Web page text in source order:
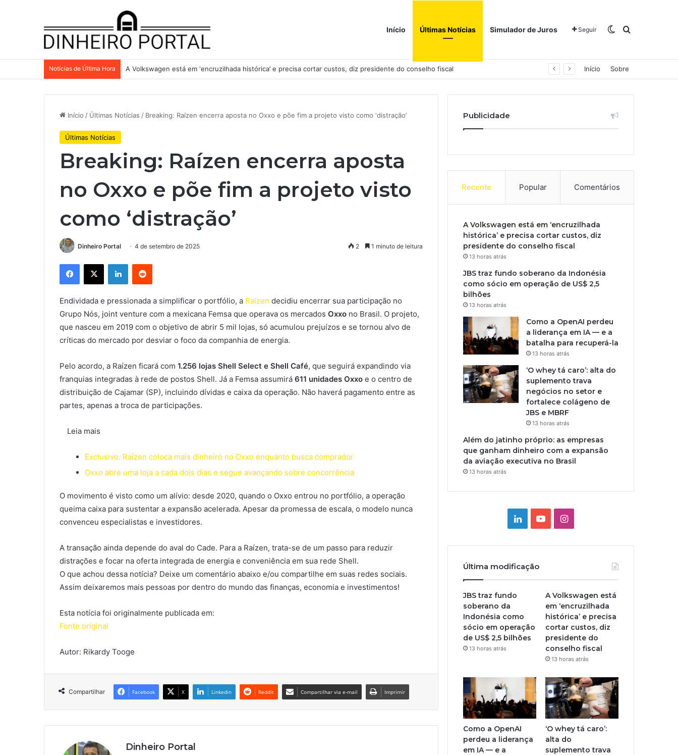
Início Últimas Notícias Simulador de Juros Seguir Switch skin
Procurar por
Notícias de Última Hora A Volkswagen está em ‘encruzilhada histórica’ e precisa cortar custos, diz presidente do conselho fiscal Início Sobre
Início / Últimas Notícias / Breaking: Raízen encerra aposta no Oxxo e põe fim a projeto visto como ‘distração’
Últimas Notícias
Breaking: Raízen encerra aposta
no Oxxo e põe fim a projeto visto
como ‘distração’
Dinheiro Portal 4 de setembro de 2025 2 1 minuto de leitura
Facebook
X LinkedinReddit
Endividada e pressionada a simplificar o portfólio, a Raízen decidiu encerrar sua participação no
Grupo Nós, joint venture com a mexicana Femsa que operava os mercados Oxxo no Brasil. O projeto,
que nasceu em 2019 com o objetivo de abrir 5 mil lojas, só acumulou prejuízos e se tornou alvo de
críticas do mercado por desviar o foco da companhia de energia.
Pelo acordo, a Raízen ficará com 1.256 lojas Shell Select e Shell Café, que seguirá expandindo via
franquias integradas à rede de postos Shell. Já a Femsa assumirá 611 unidades Oxxo e o centro de
distribuição de Cajamar (SP), incluindo dívidas e caixa da operação. Não haverá pagamento entre as
partes, apenas a troca de participações.
Leia mais
Exclusivo: Raízen coloca mais dinheiro no Oxxo enquanto busca comprador
Oxxo abre uma loja a cada dois dias e segue avançando sobre concorrência
O movimento é visto como um alívio: desde 2020, quando o Oxxo entrou no portfólio, a operação
queima caixa para sustentar a expansão acelerada. Apesar da promessa de escala, o modelo nunca
convenceu especialistas e investidores.
A transação ainda depende do aval do Cade. Para a Raízen, trata-se de um passo para reduzir
distrações e focar na oferta integrada de energia e conveniência em sua rede Shell.
O que achou dessa notícia? Deixe um comentário abaixo e/ou compartilhe em suas redes sociais.
Assim deixaremos mais pessoas por dentro do mundo das finanças, economia e investimentos!
Esta notícia foi originalmente publicada em:
Fonte original
Autor: Rikardy Tooge
Compartilhar Facebook X Linkedin Reddit Compartilhar via e-mail Imprimir
Dinheiro Portal
Publicidade
Recente Popular Comentários
A Volkswagen está em ‘encruzilhada
histórica’ e precisa cortar custos, diz
presidente do conselho fiscal
13 horas atrás
JBS traz fundo soberano da Indonésia
como sócio em operação de US$ 2,5
bilhões
13 horas atrás
Como a OpenAI perdeu
a liderança em IA — e a
batalha para recuperá-la
13 horas atrás
‘O whey tá caro’: alta do
suplemento trava
negócios no setor e
fortalece colágeno de
JBS e MBRF
13 horas atrás
Além do jatinho próprio: as empresas
que ganham dinheiro com a expansão
da aviação executiva no Brasil
13 horas atrás
LinkedinYouTubeInstagram
Última modificação
JBS traz fundo
soberano da
Indonésia como
sócio em operação
de US$ 2,5 bilhões
13 horas atrás
A Volkswagen está
em ‘encruzilhada
histórica’ e precisa
cortar custos, diz
presidente do
conselho fiscal
13 horas atrás
Como a OpenAI
perdeu a liderança
em IA — e a
‘O whey tá caro’:
alta do
suplemento trava